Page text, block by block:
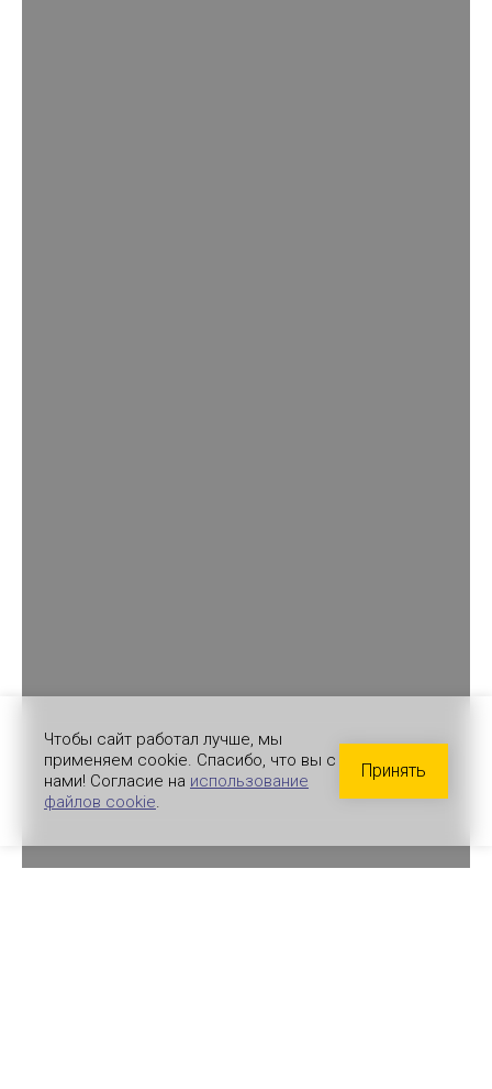
Чтобы сайт работал лучше, мы
применяем cookie. Спасибо, что вы с
нами! Согласие на использование
файлов cookie.
Принять